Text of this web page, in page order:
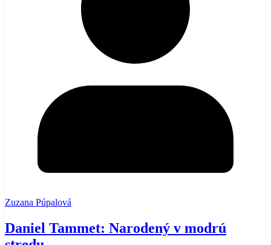
Zuzana Púpalová
Daniel Tammet: Narodený v modrú